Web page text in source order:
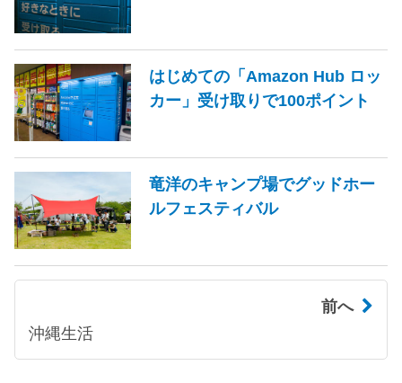
はじめての「Amazon Hub ロッ
カー」受け取りで100ポイント
竜洋のキャンプ場でグッドホー
ルフェスティバル
前へ
沖縄生活